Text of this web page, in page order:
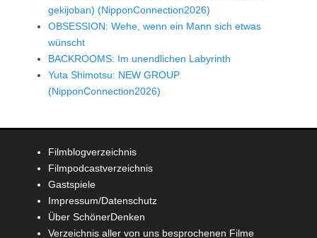
gekijoban) (NipponConnection2026)
OBSESSION: Wehe, wenn ein Mann sich etwas
wünscht
BACKROOMS: Im unendlichen Labyrinth
Yuta Shimotsu: NEW GROUP
(NipponConnection2026)
Filmblogverzeichnis
Filmpodcastverzeichnis
Gastspiele
Impressum/Datenschutz
Über SchönerDenken
Verzeichnis aller von uns besprochenen Filme